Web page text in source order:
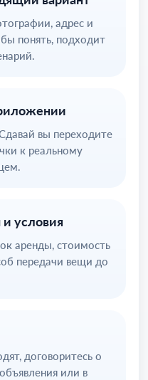
адрес и
понять, подходит
вы переходите
к реальному
условия
аренды, стоимость
передачи вещи до
договоритесь о
или в